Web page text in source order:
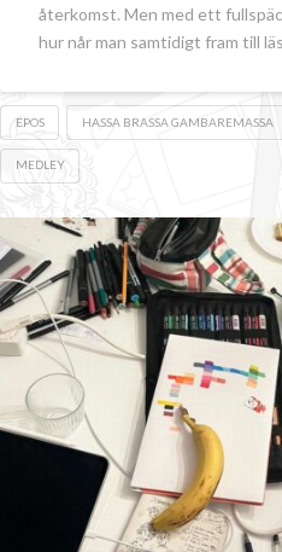
återkomst. Men med ett
hur når man samtidigt fram till
EPOS HASSA BRASSA GAMBAREMASSA
MEDLEY